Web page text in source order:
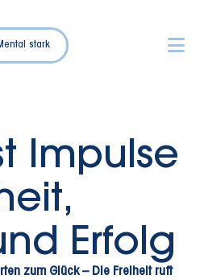
stark
Impulse
Erfolg
zum Glück – Die Freiheit ruft